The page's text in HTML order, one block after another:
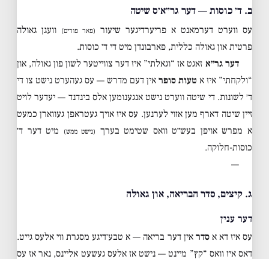
ב. ד׳ כוסות — דער גר״א׳ס שיטה
עס ווערט דערמאנט א פריערדיגער שיעור (פאר פורים) וועגן גאולה
פרטית און גאולה כללית, פארבונדן מיט די ד׳ כוסות.
דער גר״א זאגט אז “וגאלתי” איז דער צווייטער לשון פון גאולה, און
“ולקחתי” איז א טעות סופר אין דעם מדרש — עס געהערט נישט צו די
ד׳ לשונות. די שיטה ווערט נישט אנגענומען אלס בינדנד — יעדער לויט
זיין שיטה דארף מען אזוי לערנען. עס איז אויך געטראפן געווארן כמעט
א מפרש אויפן בעש״ט וואס שטימט בערך (נישט ממש)
מיט דער ד׳
כוסות-חלוקה.
—
ג. קיצים, סדר הבריאה, און גאולה
דער ענין
עס איז דא אסדר אין דער בריאה — א טבע׳דיגע מסגרת ווי אלעס גייט.
דאס איז וואס “קץ” מיינט — נישט אז אלעס געשעט אליינס, נאר אז עס